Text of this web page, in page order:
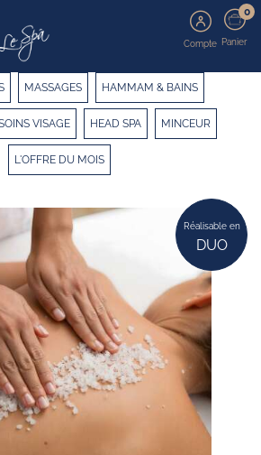
Compte
0
Panier
MASSAGES HAMMAM & BAINS
VISAGE HEAD SPA MINCEUR
L'OFFRE DU MOIS
Réalisable en
DUO